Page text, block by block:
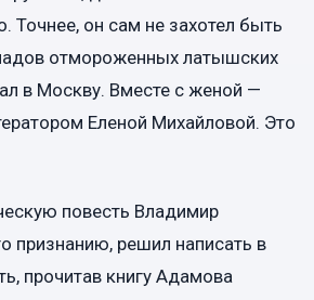
Точнее, он сам не захотел быть
отмороженных латышских
в Москву. Вместе с женой —
Еленой Михайловой. Это
повесть Владимир
признанию, решил написать в
прочитав книгу Адамова